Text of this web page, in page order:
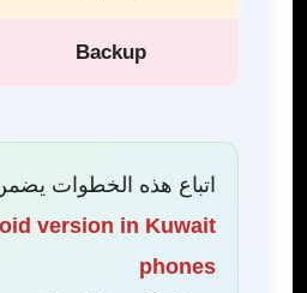
Backup
اتباع هذه الخطوات
version in Kuwait
phones